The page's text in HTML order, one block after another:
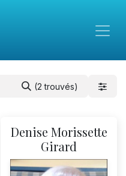
(2 trouvés)
Denise Morissette
Girard